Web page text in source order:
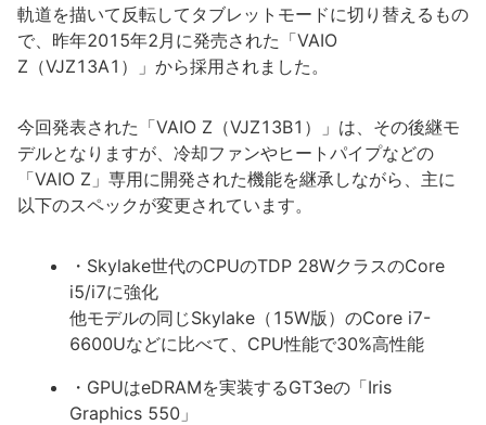
軌道を描いて反転してタブレットモードに切り替えるもの
で、昨年2015年2月に発売された「VAIO
Z（VJZ13A1）」から採用されました。
今回発表された「VAIO Z（VJZ13B1）」は、その後継モ
デルとなりますが、冷却ファンやヒートパイプなどの
「VAIO Z」専用に開発された機能を継承しながら、主に
以下のスペックが変更されています。
・Skylake世代のCPUのTDP 28WクラスのCore
i5/i7に強化
他モデルの同じSkylake（15W版）のCore i7-
6600Uなどに比べて、CPU性能で30%高性能
・GPUはeDRAMを実装するGT3eの「Iris
Graphics 550」